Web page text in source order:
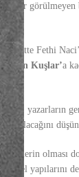
kadar
Elbette Fethi
den Son Kuşlar’a
yazarların
olacağını
olması
yapılarını